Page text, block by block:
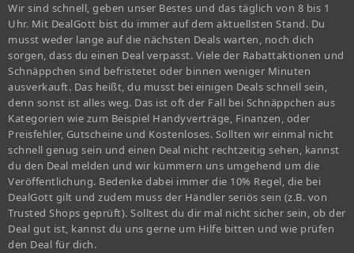
Wir sind schnell, geben unser Bestes und das täglich von 8 bis 1
Uhr. Mit DealGott bist du immer auf dem aktuellsten Stand. Du
musst weder lange auf die nächsten Deals warten, noch dich
sorgen, dass du einen Deal verpasst. Viele der Rabattaktionen und
Schnäppchen sind befristetet oder binnen weniger Minuten
ausverkauft. Das heißt, du musst bei einigen Deals schnell sein,
denn sonst ist alles weg. Das ist oft der Fall bei Schnäppchen aus
Kategorien wie zum Beispiel Handyverträge, Finanzen, oder
Preisfehler, Gutscheine und Kostenloses. Sollten wir einmal nicht
schnell genug sein und einen Deal nicht rechtzeitig sehen, kannst
du den Deal melden und wir kümmern uns umgehend um die
Veröffentlichung. Bedenke dabei immer die 10% Regel, die bei
DealGott gilt und zudem muss der Händler seriös sein (z.B. von
Trusted Shops geprüft). Solltest du dir mal nicht sicher sein, ob der
Deal gut ist, kannst du uns gerne um Hilfe bitten und wie prüfen
den Deal für dich.